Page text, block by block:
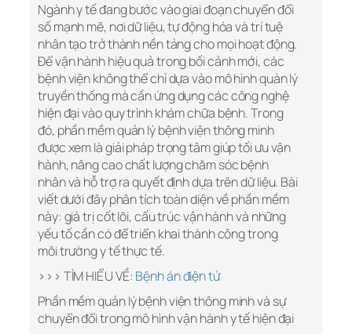
Ngành y tế đang bước vào giai đoạn chuyển đổi
số mạnh mẽ, nơi dữ liệu, tự động hóa và trí tuệ
nhân tạo trở thành nền tảng cho mọi hoạt động.
Để vận hành hiệu quả trong bối cảnh mới, các
bệnh viện không thể chỉ dựa vào mô hình quản lý
truyền thống mà cần ứng dụng các công nghệ
hiện đại vào quy trình khám chữa bệnh. Trong
đó, phần mềm quản lý bệnh viện thông minh
được xem là giải pháp trọng tâm giúp tối ưu vận
hành, nâng cao chất lượng chăm sóc bệnh
nhân và hỗ trợ ra quyết định dựa trên dữ liệu. Bài
viết dưới đây phân tích toàn diện về phần mềm
này: giá trị cốt lõi, cấu trúc vận hành và những
yếu tố cần có để triển khai thành công trong
môi trường y tế thực tế.
>>> TÌM HIỂU VỀ: Bệnh án điện tử
Phần mềm quản lý bệnh viện thông minh và sự
chuyển đổi trong mô hình vận hành y tế hiện đại